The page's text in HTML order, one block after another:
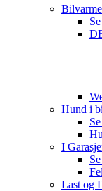
Bilvarme
Hund i
I
Last og